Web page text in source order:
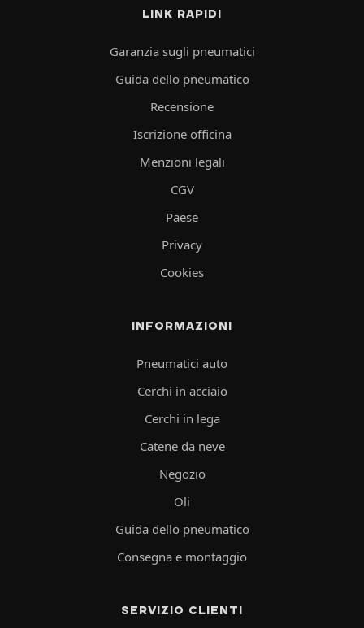
LINK RAPIDI
Garanzia sugli pneumatici
Guida dello pneumatico
Recensione
Iscrizione officina
Menzioni legali
CGV
Paese
Privacy
Cookies
INFORMAZIONI
Pneumatici auto
Cerchi in acciaio
Cerchi in lega
Catene da neve
Negozio
Oli
Guida dello pneumatico
Consegna e montaggio
SERVIZIO CLIENTI